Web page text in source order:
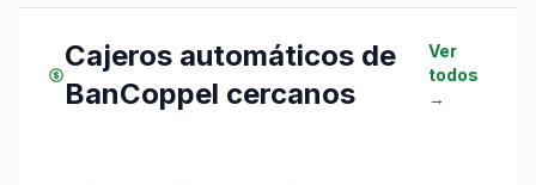
Cajeros automáticos de
BanCoppel cercanos
Ver
todos
→